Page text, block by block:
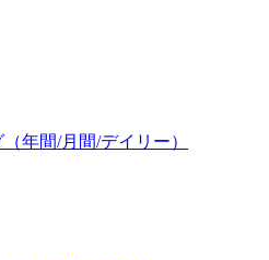
年間/月間/デイリー）